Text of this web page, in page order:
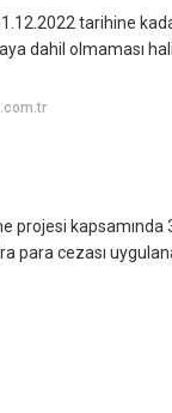
tarihine
dahil olmaması
projesi
para cezası